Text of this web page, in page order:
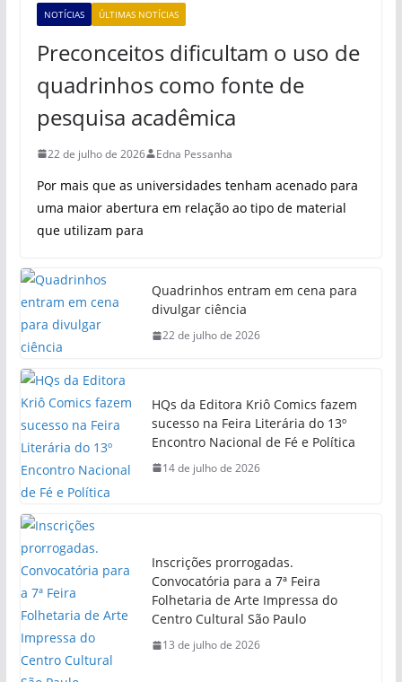
NOTÍCIAS ÚLTIMAS NOTÍCIAS
Preconceitos dificultam o uso de
quadrinhos como fonte de
pesquisa acadêmica
22 de julho de 2026 Edna Pessanha
Por mais que as universidades tenham acenado para
uma maior abertura em relação ao tipo de material
que utilizam para
Quadrinhos entram em cena para
divulgar ciência
22 de julho de 2026
HQs da Editora Kriô Comics fazem
sucesso na Feira Literária do 13º
Encontro Nacional de Fé e Política
14 de julho de 2026
Inscrições prorrogadas.
Convocatória para a 7ª Feira
Folhetaria de Arte Impressa do
Centro Cultural São Paulo
13 de julho de 2026